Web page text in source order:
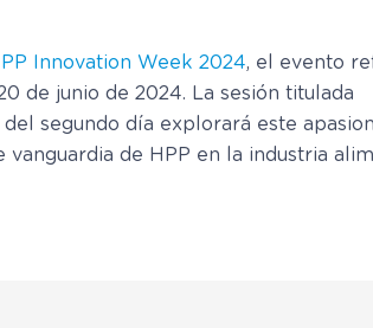
Innovation Week 2024, el evento
de junio de 2024. La sesión titulada
segundo día explorará este
de HPP en la industria